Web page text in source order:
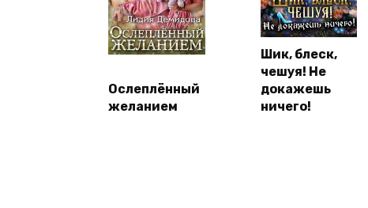
Ослеплённый
желанием
Шик, блеск,
чешуя! Не
докажешь
ничего!